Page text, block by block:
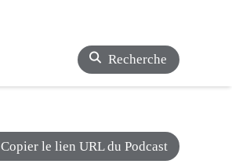
Recherche
Copier le lien URL du Podcast